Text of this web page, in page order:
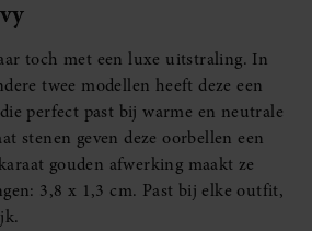
toch met een luxe uitstraling. In
twee modellen heeft deze een
perfect past bij warme en neutrale
stenen geven deze oorbellen een
gouden afwerking maakt ze
3,8 x 1,3 cm. Past bij elke outfit,